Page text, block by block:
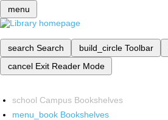
menu
search Search build_circle Toolbar
cancel Exit Reader Mode
school Campus Bookshelves
menu_book Bookshelves